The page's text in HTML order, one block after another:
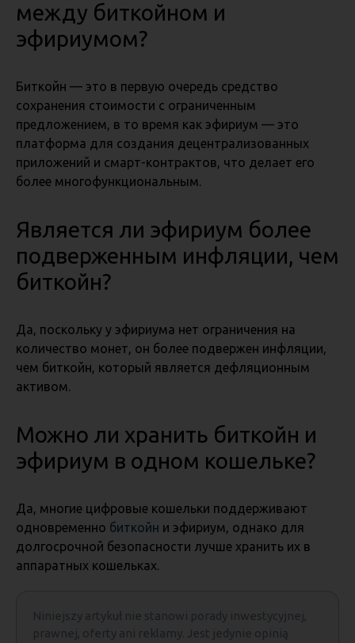
между биткойном и
эфириумом?
Биткойн — это в первую очередь средство
сохранения стоимости с ограниченным
предложением, в то время как эфириум — это
платформа для создания децентрализованных
приложений и смарт-контрактов, что делает его
более многофункциональным.
Является ли эфириум более
подверженным инфляции, чем
биткойн?
Да, поскольку у эфириума нет ограничения на
количество монет, он более подвержен инфляции,
чем биткойн, который является дефляционным
активом.
Можно ли хранить биткойн и
эфириум в одном кошельке?
Да, многие цифровые кошельки поддерживают
одновременно биткойн и эфириум, однако для
долгосрочной безопасности лучше хранить их в
аппаратных кошельках.
Niniejszy artykuł nie stanowi porady inwestycyjnej,
prawnej, oferty ani reklamy. Jest jedynie opinią